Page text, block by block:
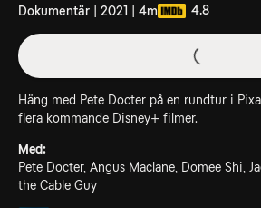
Dokumentär | 2021 | 4m 4.8
Häng med Pete Docter på en rundtur i
flera kommande Disney+ filmer.
Med:
Pete Docter, Angus Maclane, Domee Shi,
the Cable Guy